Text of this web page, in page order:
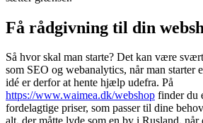
Få rådgivning til din
Så hvor skal man starte? Det kan være
som SEO og webanalytics, når man starter
idé er derfor at hente hjælp udefra. På
https://www.waimea.dk/webshop finder du
fordelagtige priser, som passer til dine